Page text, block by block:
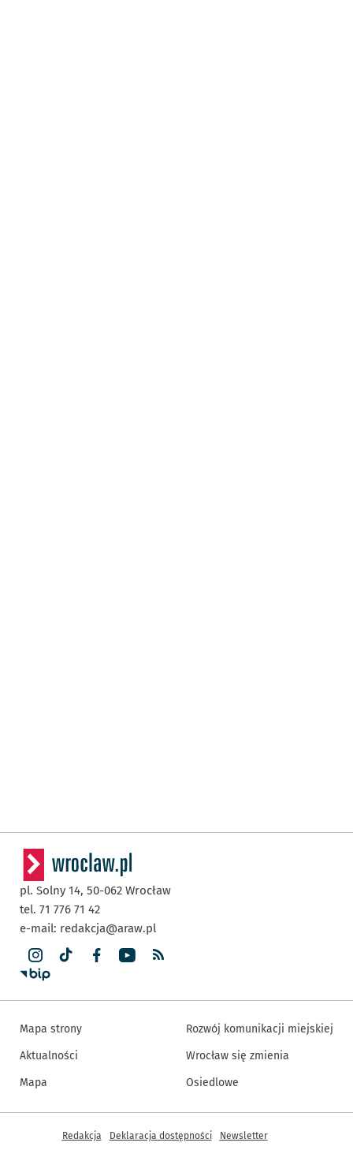
pl. Solny 14, 50-062 Wrocław
tel. 71 776 71 42
e-mail: redakcja@araw.pl
Mapa strony
Aktualności
Mapa
Rozwój komunikacji miejskiej
Wrocław się zmienia
Osiedlowe
Inne informacje
Redakcja Deklaracja dostępności Newsletter